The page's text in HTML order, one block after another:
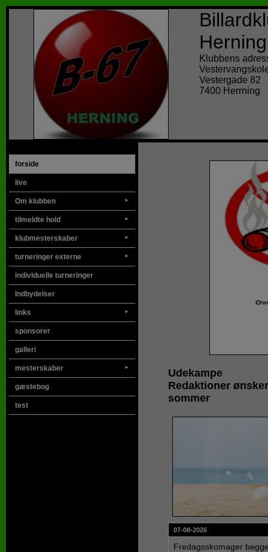
Herning
Klubbens
Vestergade 82
7400 Herrning
forside
live
►
Om klubben
►
tilmeldte hold
►
klubmesterskaber
►
turneringer externe
individuelle turneringer
Indbydelser
►
links
sponsorer
galleri
►
mesterskaber
gæstebog
test
Udekampe
Redaktioner
sommer
07-08-2026
Fredagsskomager